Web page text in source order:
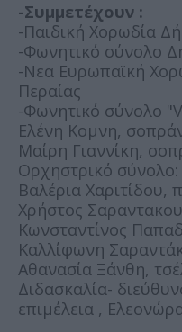
-Συμμετέχουν :
-Παιδική Χορωδία
-Φωνητικό σύνολο
-Νεα Ευρωπαϊκή
Περαίας
-Φωνητικό σύνολο
Ελένη Κομνη,
Μαίρη Γιαννίκη,
Ορχηστρικό σύνολο:
Βαλέρια Χαριτίδου,
Χρήστος
Κωνσταντίνος
Καλλίφωνη
Αθανασία Ξάνθη,
Διδασκαλία-
επιμέλεια ,